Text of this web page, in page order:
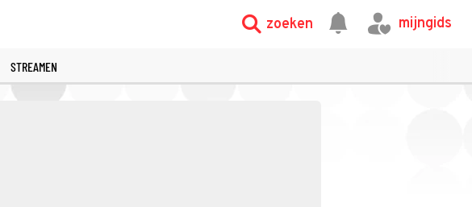
zoeken mijngids
STREAMEN